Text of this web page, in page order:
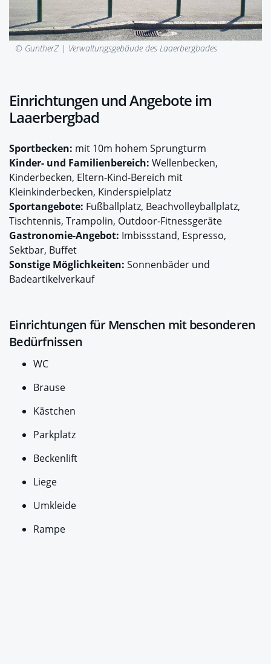
© GuntherZ | Verwaltungsgebäude des Laaerbergbades
Einrichtungen und Angebote im
Laaerbergbad
Sportbecken: mit 10m hohem Sprungturm
Kinder- und Familienbereich: Wellenbecken,
Kinderbecken, Eltern-Kind-Bereich mit
Kleinkinderbecken, Kinderspielplatz
Sportangebote: Fußballplatz, Beachvolleyballplatz,
Tischtennis, Trampolin, Outdoor-Fitnessgeräte
Gastronomie-Angebot: Imbissstand, Espresso,
Sektbar, Buffet
Sonstige Möglichkeiten: Sonnenbäder und
Badeartikelverkauf
Einrichtungen für Menschen mit besonderen
Bedürfnissen
WC
Brause
Kästchen
Parkplatz
Beckenlift
Liege
Umkleide
Rampe